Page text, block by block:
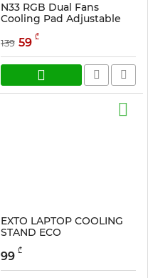
N33 RGB Dual Fans
Cooling Pad Adjustable
Height Laptop Stand with
Phone Holder
სასაქონლო კოდი: Dmob
139 59 ₾
EXTO LAPTOP COOLING
STAND ECO
სასაქონლო კოდი:
99 ₾